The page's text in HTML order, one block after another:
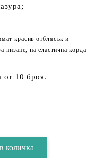
красив отблясък и
низане, на еластична корда
от 10 броя.